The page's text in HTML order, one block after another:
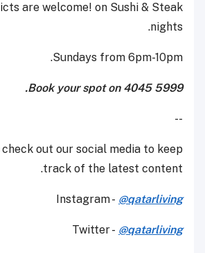
are welcome! on Sushi & Steak
nights.
Sundays from 6pm-10pm.
Book your spot on 4045 5999.
--
out our social media to keep
track of the latest content.
Instagram - @qatarliving
Twitter - @qatarliving